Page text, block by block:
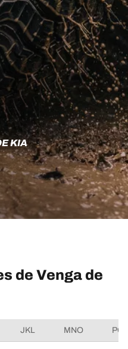
KIA
de Venga de
JKL MNO